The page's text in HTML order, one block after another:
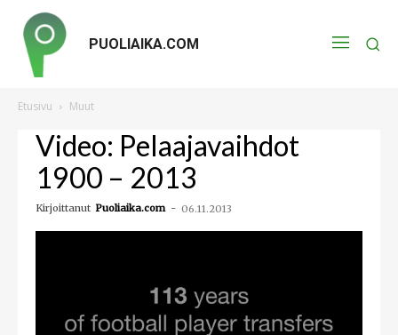
PUOLIAIKA.COM
Etusivu Muut
Video: Pelaajavaihdot
1900 – 2013
Kirjoittanut Puoliaika.com - 06.11.2013